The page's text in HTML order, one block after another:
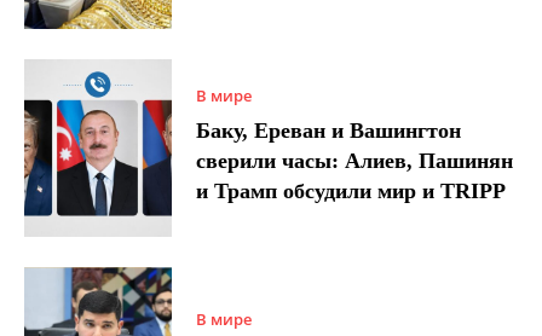
В мире
Баку, Ереван и Вашингтон
сверили часы: Алиев, Пашинян
и Трамп обсудили мир и TRIPP
В мире